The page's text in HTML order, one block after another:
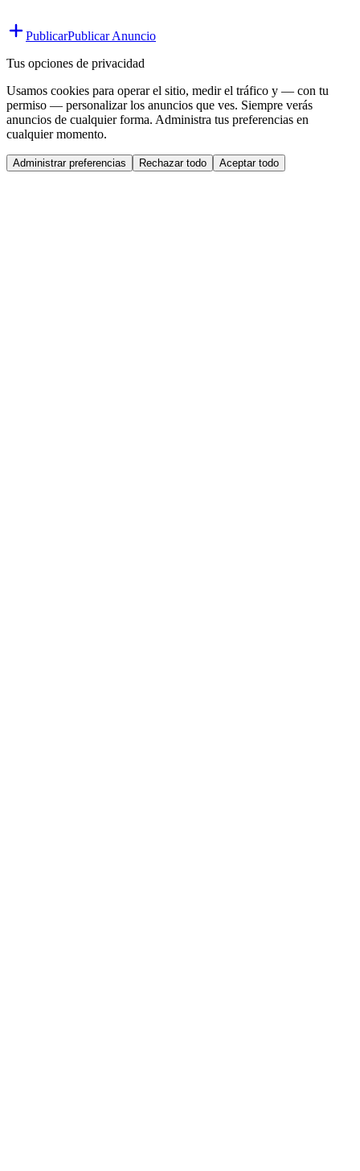
PublicarPublicar Anuncio
Tus opciones de privacidad
Usamos cookies para operar el sitio, medir el tráfico y — con tu
permiso — personalizar los anuncios que ves. Siempre verás
anuncios de cualquier forma. Administra tus preferencias en
cualquier momento.
Administrar preferencias Rechazar todo Aceptar todo